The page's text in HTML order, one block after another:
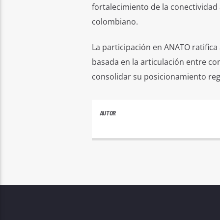
fortalecimiento de la
colombiano.
La participación en ANATO
basada en la articulación entre
consolidar su posicionamiento
AUTOR